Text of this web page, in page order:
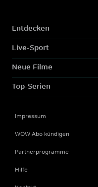
Entdecken
Live-Sport
Neue Filme
Top-Serien
Impressum
WOW Abo kündigen
Partnerprogramme
Hilfe